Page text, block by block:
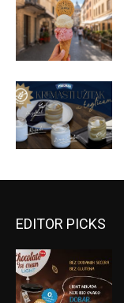
EDITOR PICKS